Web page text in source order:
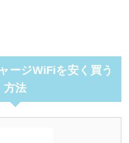
ージWiFiを安く買う
方法